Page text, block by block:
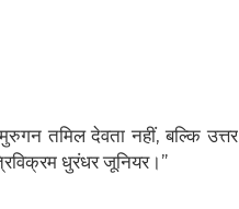
तमिल देवता नहीं, बल्कि उत्तर
धुरंधर जूनियर।”